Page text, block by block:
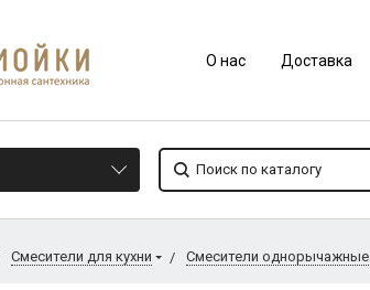
О нас Доставка
Смесители для кухни Смесители однорычажные